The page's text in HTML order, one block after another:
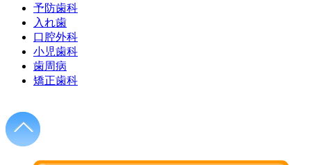
予防歯科
入れ歯
口腔外科
小児歯科
歯周病
矯正歯科